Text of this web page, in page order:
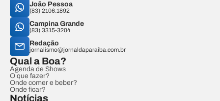
João Pessoa
(83) 2106.1892
Campina Grande
(83) 3315-3204
Redação
jornalismo@jornaldaparaiba.com.br
Qual a Boa?
Agenda de Shows
O que fazer?
Onde comer e beber?
Onde ficar?
Notícias